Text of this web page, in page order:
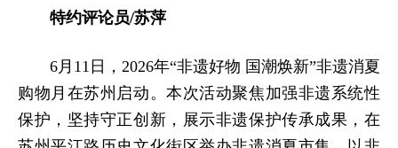
特约评论员/苏萍
6月11日，2026年“非遗好物 国潮焕新”非遗消夏
购物月在苏州启动。本次活动聚焦加强非遗系统性
保护，坚持守正创新，展示非遗保护传承成果，在